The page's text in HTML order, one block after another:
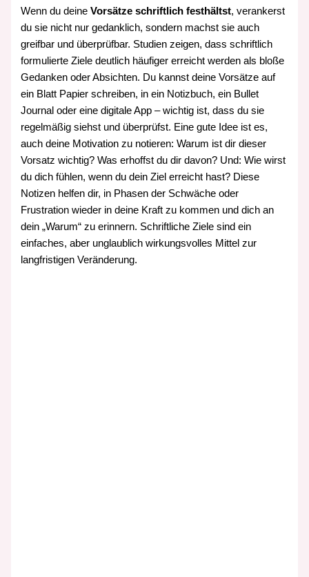
Wenn du deineVorsätze schriftlich festhältst, verankerst
du sie nicht nur gedanklich, sondern machst sie auch
greifbar und überprüfbar. Studien zeigen, dass schriftlich
formulierte Ziele deutlich häufiger erreicht werden als bloße
Gedanken oder Absichten. Du kannst deine Vorsätze auf
ein Blatt Papier schreiben, in ein Notizbuch, ein Bullet
Journal oder eine digitale App – wichtig ist, dass du sie
regelmäßig siehst und überprüfst. Eine gute Idee ist es,
auch deine Motivation zu notieren: Warum ist dir dieser
Vorsatz wichtig? Was erhoffst du dir davon? Und: Wie wirst
du dich fühlen, wenn du dein Ziel erreicht hast? Diese
Notizen helfen dir, in Phasen der Schwäche oder
Frustration wieder in deine Kraft zu kommen und dich an
dein „Warum“ zu erinnern. Schriftliche Ziele sind ein
einfaches, aber unglaublich wirkungsvolles Mittel zur
langfristigen Veränderung.